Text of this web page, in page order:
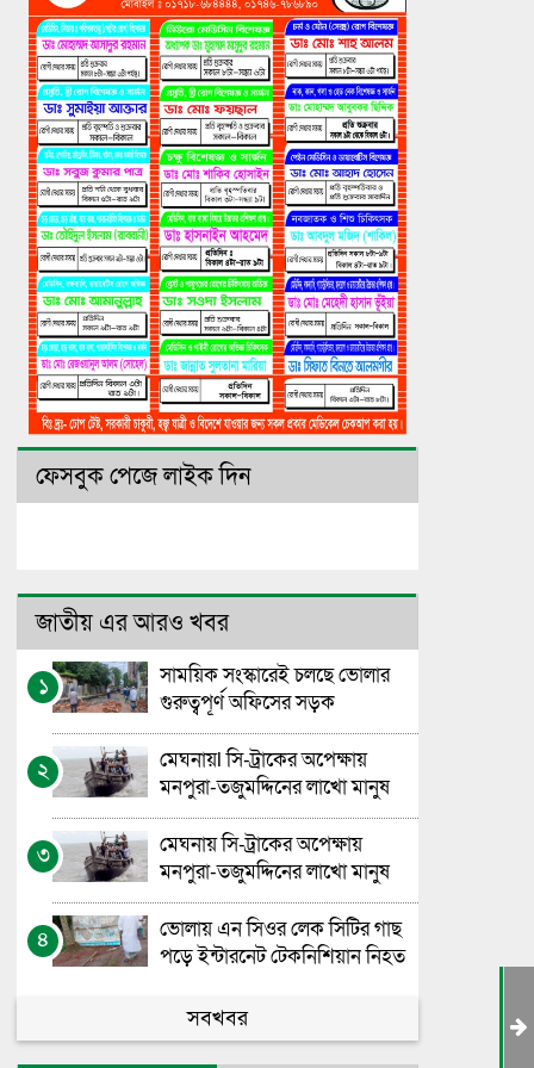
ফেসবুক পেজে লাইক দিন
জাতীয় এর আরও খবর
১
সাময়িক সংস্কারেই চলছে ভোলার
গুরুত্বপূর্ণ অফিসের সড়ক
২
মেঘনায়l সি-ট্রাকের অপেক্ষায়
মনপুরা-তজুমদ্দিনের লাখো মানুষ
৩
মেঘনায় সি-ট্রাকের অপেক্ষায়
মনপুরা-তজুমদ্দিনের লাখো মানুষ
৪
ভোলায় এন সিওর লেক সিটির গাছ
পড়ে ইন্টারনেট টেকনিশিয়ান নিহত
ভোলা সরকারি মহিলা কলেজের
এইচএসসি বাংলা পরীক্ষা নিয়ে
সবখবর